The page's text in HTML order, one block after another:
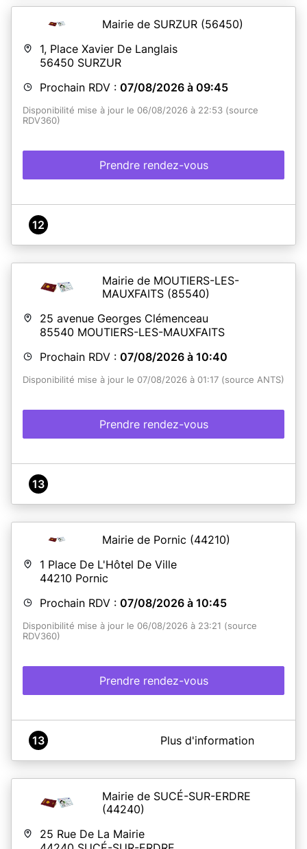
Mairie de SURZUR (56450)
1, Place Xavier De Langlais
56450 SURZUR
Prochain RDV : 07/08/2026 à 09:45
Disponibilité mise à jour le 06/08/2026 à 22:53 (source
RDV360)
Prendre rendez-vous
12
Mairie de MOUTIERS-LES-
MAUXFAITS (85540)
25 avenue Georges Clémenceau
85540 MOUTIERS-LES-MAUXFAITS
Prochain RDV : 07/08/2026 à 10:40
Disponibilité mise à jour le 07/08/2026 à 01:17 (source ANTS)
Prendre rendez-vous
13
Mairie de Pornic (44210)
1 Place De L'Hôtel De Ville
44210 Pornic
Prochain RDV : 07/08/2026 à 10:45
Disponibilité mise à jour le 06/08/2026 à 23:21 (source
RDV360)
Prendre rendez-vous
A propos de Mairie de Pornic
entrer par la petite porte pour éviter les marches. Merci
de respecter ce sens de circulation. Le jeudi après 17h et
le samedi matin, l'entrée se fait par la petite porte pour
Dépôt de dossier (15 minutes) : Le demandeur (majeur
13 Plus d'information
Mairie de SUCÉ-SUR-ERDRE
(44240)
25 Rue De La Mairie